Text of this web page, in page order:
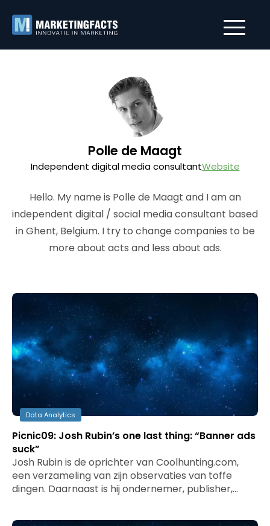
Polle de Maagt
Independent digital media consultantWebsite
Hello. My name is Polle de Maagt and I am an
independent digital / social media consultant based
in Ghent, Belgium. I try to change companies to be
more about acts and less about ads.
Data Analytics
Picnic09: Josh Rubin’s one last thing: “Banner ads
suck”
Josh Rubin is de oprichter van Coolhunting.com,
een verzameling van zijn observaties van toffe
dingen. Daarnaast is hij ondernemer, publisher,…